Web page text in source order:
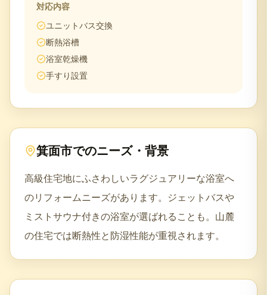
対応内容
ユニットバス交換
断熱浴槽
浴室乾燥機
手すり設置
箕面市でのニーズ・背景
高級住宅地にふさわしいラグジュアリーな浴室へ
のリフォームニーズがあります。ジェットバスや
ミストサウナ付きの浴室が選ばれることも。山麓
の住宅では断熱性と防湿性能が重視されます。